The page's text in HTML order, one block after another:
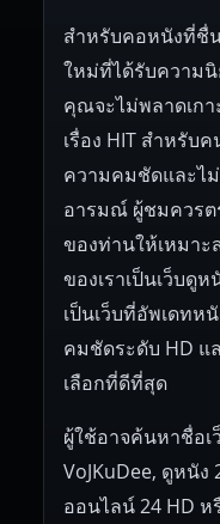
สำหรับคอหนังที่ชื่
ใหม่ที่ได้รับความ
คุณจะไม่พลาดเก
เรื่อง HIT สำหรับ
ความคมชัดและไ
อารมณ์ ผู้ชมควรต
ของท่านให้เหมาะ
ของเราเป็นเว็บดู
เป็นเว็บที่อัพเดทห
คมชัดระดับ HD แ
เลือกที่ดีที่สุด
ผู้ใช้อาจค้นหาชื่อ
VoJKuDee, ดูหนัง
ออนไลน์ 24 HD ห